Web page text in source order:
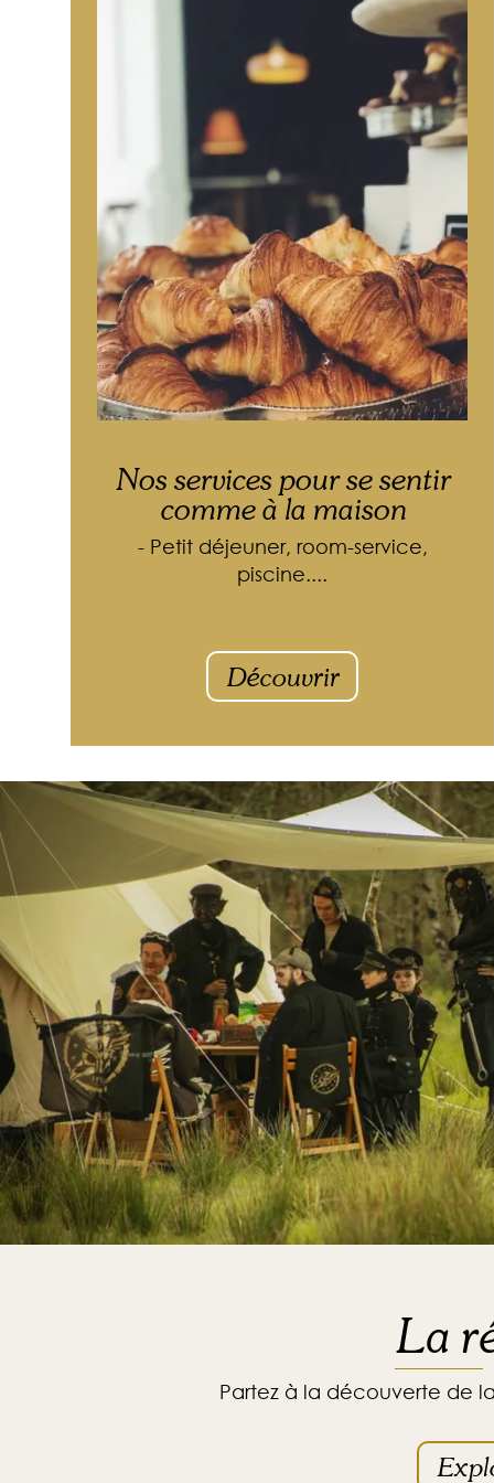
Nos services pour se sentir
comme à la maison
- Petit déjeuner, room-service,
piscine....
Découvrir
La
Partez à la découverte de